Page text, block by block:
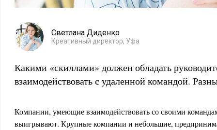
Светлана Диденко
Креативный директор, Уфа
Какими «скиллами» должен обладать
взаимодействовать с удаленной командой.
Компании, умеющие взаимодействовать со своими
выигрывают. Крупные компании и небольшие,